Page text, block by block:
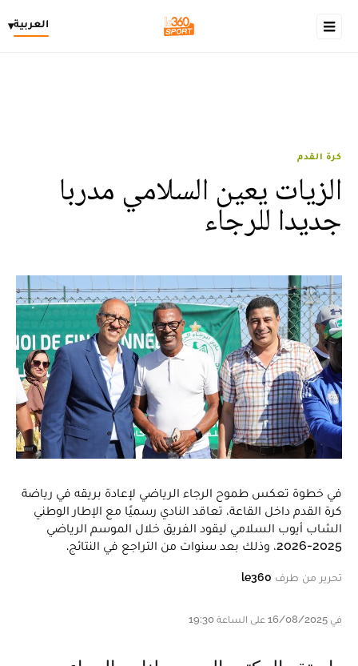
العربية▾
كرة القدم
الزيات يعين السلامي مدربا
جديدا للرجاء
في خطوة تعكس طموح الرجاء الرياضي لإعادة بريقه في رياضة
كرة القدم داخل القاعة، تعاقد النادي رسميًا مع الإطار الوطني
الشاب أيوب السلامي ليقود الفريق خلال الموسم الرياضي
2025-2026، وذلك بعد سنوات من التراجع في النتائج.
تحرير من طرف le360
في 16/08/2025 على الساعة 19:30